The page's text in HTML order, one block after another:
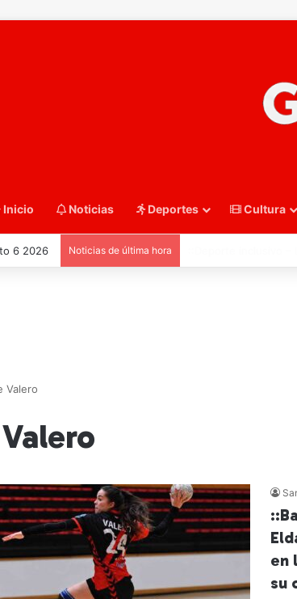
Inicio Noticias Deportes Cultura
6 2026 Noticias de última hora
Valero
en
su